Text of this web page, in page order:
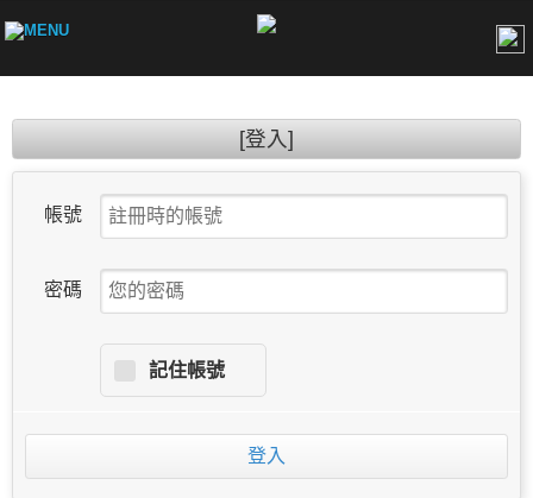
[登入]
帳號
密碼
記住帳號
登入